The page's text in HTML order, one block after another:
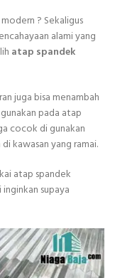
? Sekaligus
alami yang
atap spandek
juga bisa menambah
pada atap
cocok di gunakan
kawasan yang ramai.
atap spandek
supaya